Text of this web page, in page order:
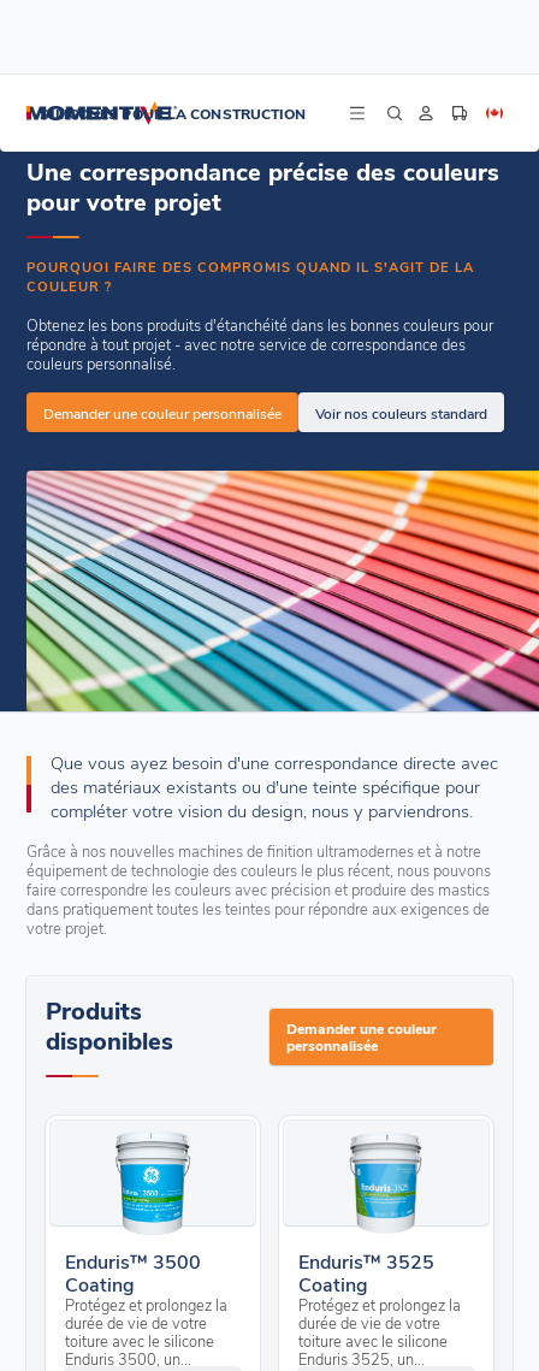
SILICONES POUR LA CONSTRUCTION
Une correspondance précise des couleurs
pour votre projet
POURQUOI FAIRE DES COMPROMIS QUAND IL S'AGIT DE LA
COULEUR ?
Obtenez les bons produits d'étanchéité dans les bonnes couleurs pour
répondre à tout projet - avec notre service de correspondance des
couleurs personnalisé.
Demander une couleur personnalisée Voir nos couleurs standard
Que vous ayez besoin d'une correspondance directe avec
des matériaux existants ou d'une teinte spécifique pour
compléter votre vision du design, nous y parviendrons.
Grâce à nos nouvelles machines de finition ultramodernes et à notre
équipement de technologie des couleurs le plus récent, nous pouvons
faire correspondre les couleurs avec précision et produire des mastics
dans pratiquement toutes les teintes pour répondre aux exigences de
votre projet.
Produits
disponibles
Demander une couleur
personnalisée
Enduris™ 3500
Coating
Protégez et prolongez la
durée de vie de votre
toiture avec le silicone
Enduris 3500, un...
Enduris™ 3525
Coating
Protégez et prolongez la
durée de vie de votre
toiture avec le silicone
Enduris 3525, un...